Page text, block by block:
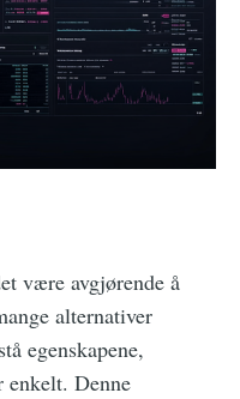
være avgjørende å
alternativer
egenskapene,
enkelt. Denne